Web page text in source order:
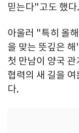
믿는다"고도 했다.
아울러 "특히 올
을 맞는 뜻깊은
첫 만남이 양국
협력의 새 길을
다.